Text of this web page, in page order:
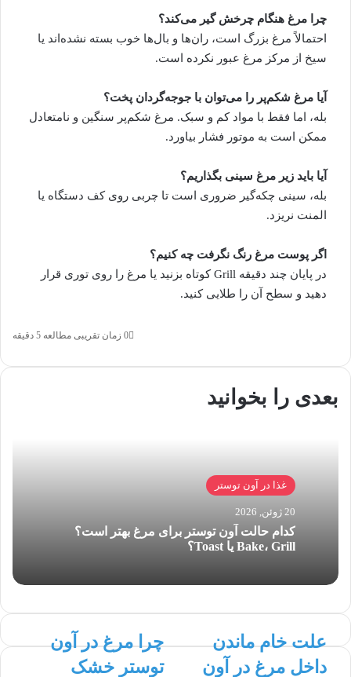
چرا مرغ هنگام چرخش گیر می‌کند؟
احتمالاً مرغ بزرگ است، ران‌ها و بال‌ها خوب بسته نشده‌اند یا
سیخ از مرکز مرغ عبور نکرده است.
آیا مرغ شکم‌پر را می‌توان با جوجه‌گردان پخت؟
بله، اما فقط با مواد کم و سبک. مرغ شکم‌پر سنگین و نامتعادل
ممکن است به موتور فشار بیاورد.
آیا باید زیر مرغ سینی بگذاریم؟
بله، سینی چکه‌گیر ضروری است تا چربی روی کف دستگاه یا
المنت نریزد.
اگر پوست مرغ رنگ نگرفت چه کنیم؟
در پایان چند دقیقه Grill کوتاه بزنید یا مرغ را روی توری قرار
دهید و سطح آن را طلایی کنید.
0 زمان تقریبی مطالعه 5 دقیقه
بعدی را بخوانید
غذا در آون توستر
20 ژوئن, 2026
کدام حالت آون توستر برای مرغ بهتر است؟
Bake، Grill یا Toast؟
چرا
مرغ
در
چرا مرغ در آون
توستر خشک
علت
ماندن
علت خام ماندن
داخل مرغ در آون